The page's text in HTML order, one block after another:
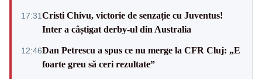
17:31Cristi Chivu, victorie de senzație cu Juventus!
Inter a câștigat derby-ul din Australia
12:46Dan Petrescu a spus ce nu merge la CFR Cluj: „E
foarte greu să ceri rezultate”